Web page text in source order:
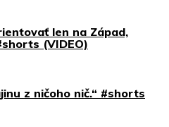
len na Západ,
(VIDEO)
z ničoho nič.“ #shorts